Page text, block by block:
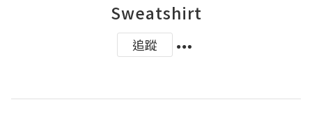
Sweatshirt
追蹤